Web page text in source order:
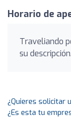
Horario de
Traveliando
su descripción.
¿Quieres solicitar
¿Es esta tu